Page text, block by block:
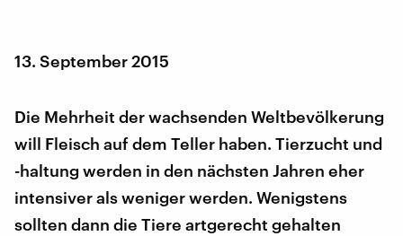
13. September 2015
Die Mehrheit der wachsenden Weltbevölkerung
will Fleisch auf dem Teller haben. Tierzucht und
-haltung werden in den nächsten Jahren eher
intensiver als weniger werden. Wenigstens
sollten dann die Tiere artgerecht gehalten